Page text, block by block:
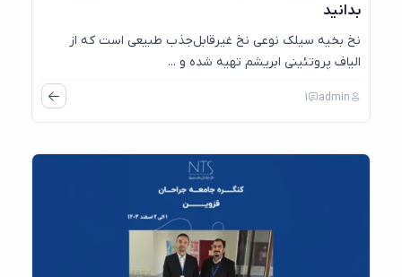
بدانید
نخ بخیه سیلک نوعی نخ غیرقابل‌جذب طبیعی است که از
الیاف پروتئینی ابریشم تهیه شده و ...
admin
1